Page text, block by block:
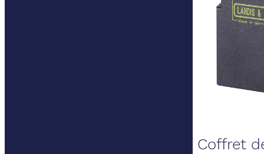
Coffret